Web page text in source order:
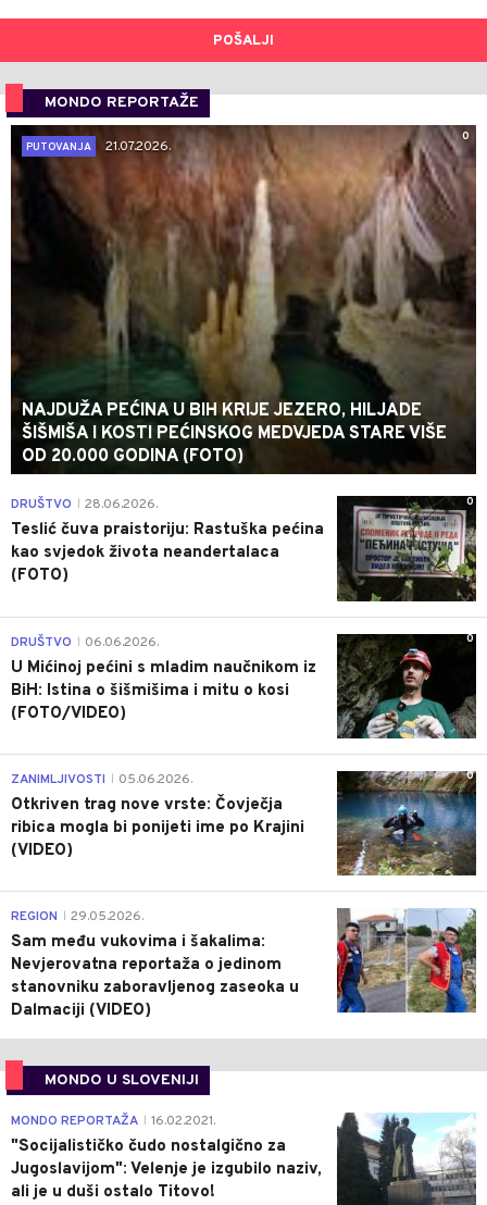
POŠALJI
MONDO REPORTAŽE
0
PUTOVANJA
21.07.2026.
NAJDUŽA PEĆINA U BIH KRIJE JEZERO, HILJADE
ŠIŠMIŠA I KOSTI PEĆINSKOG MEDVJEDA STARE VIŠE
OD 20.000 GODINA (FOTO)
0
DRUŠTVO 28.06.2026.
Teslić čuva praistoriju: Rastuška pećina
kao svjedok života neandertalaca
(FOTO)
0
DRUŠTVO 06.06.2026.
U Mićinoj pećini s mladim naučnikom iz
BiH: Istina o šišmišima i mitu o kosi
(FOTO/VIDEO)
0
ZANIMLJIVOSTI 05.06.2026.
Otkriven trag nove vrste: Čovječja
ribica mogla bi ponijeti ime po Krajini
(VIDEO)
0
REGION 29.05.2026.
Sam među vukovima i šakalima:
Nevjerovatna reportaža o jedinom
stanovniku zaboravljenog zaseoka u
Dalmaciji (VIDEO)
MONDO U SLOVENIJI
4
MONDO REPORTAŽA 16.02.2021.
"Socijalističko čudo nostalgično za
Jugoslavijom": Velenje je izgubilo naziv,
ali je u duši ostalo Titovo!